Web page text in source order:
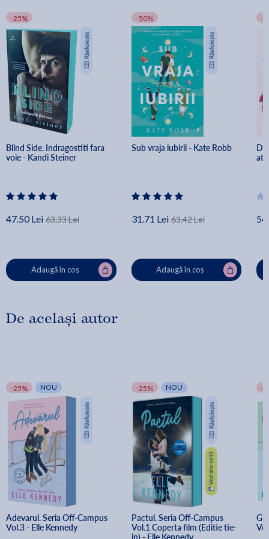
-25%
Blind Side. Indragostiti fara
voie - Kandi Steiner
47.50 Lei 63.33 Lei
Adaugă în coș
-50%
Sub vraja iubirii - Kate Robb
31.71 Lei 63.42 Lei
Adaugă în coș
-
De același autor
-25% NOU
Adevarul. Seria Off-Campus
Vol.3 - Elle Kennedy
-25% NOU
Pactul. Seria Off-Campus
Vol.1 Coperta film (Editie tie-
-